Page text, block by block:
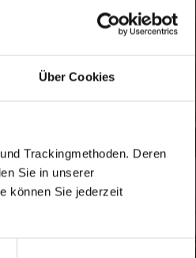
Über Cookies
Trackingmethoden. Deren
Sie in unserer
können Sie jederzeit